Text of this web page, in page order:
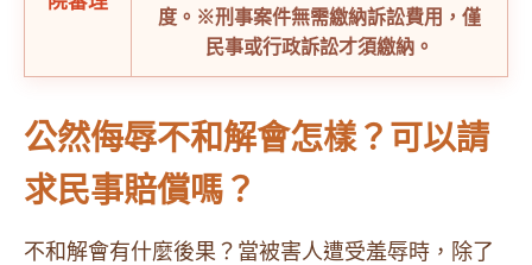
度。 ※刑事案件無需繳納訴訟費用，僅
民事或行政訴訟才須繳納。
公然侮辱不和解會怎樣？可以請
求民事賠償嗎？
不和解會有什麼後果？當被害人遭受羞辱時，除了